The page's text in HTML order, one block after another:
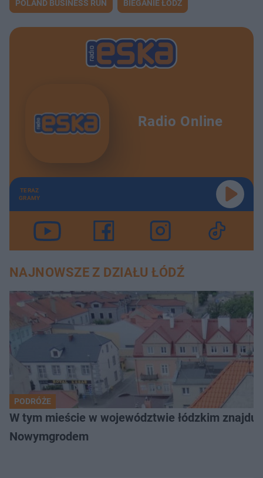
POLAND BUSINESS RUN BIEGANIE ŁÓDŹ
Radio Online
TERAZ
GRAMY
NAJNOWSZE Z DZIAŁU ŁÓDŹ
PODRÓŻE
W tym mieście w województwie łódzkim
Nowymgrodem